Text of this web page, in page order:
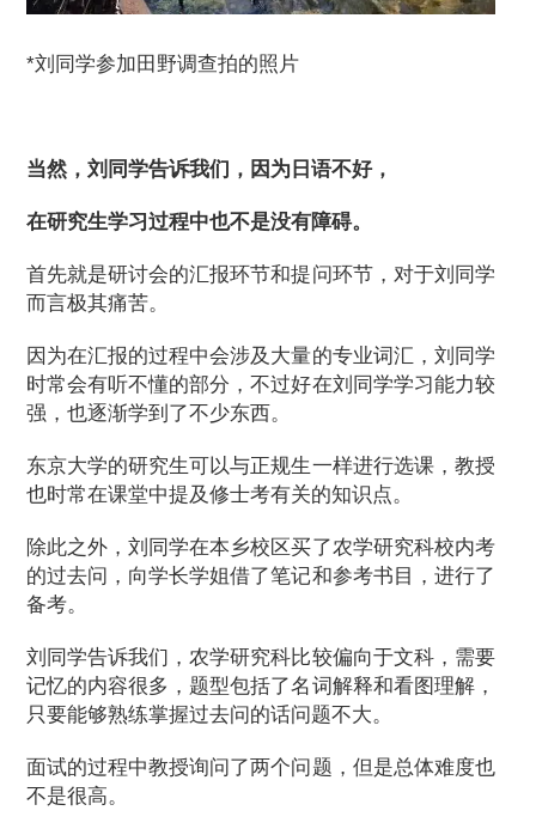
*刘同学参加田野调查拍的照片
当然，刘同学告诉我们，因为日语不好，
在研究生学习过程中也不是没有障碍。
首先就是研讨会的汇报环节和提问环节，对于刘同学
而言极其痛苦。
因为在汇报的过程中会涉及大量的专业词汇，刘同学
时常会有听不懂的部分，不过好在刘同学学习能力较
强，也逐渐学到了不少东西。
东京大学的研究生可以与正规生一样进行选课，教授
也时常在课堂中提及修士考有关的知识点。
除此之外，刘同学在本乡校区买了农学研究科校内考
的过去问，向学长学姐借了笔记和参考书目，进行了
备考。
刘同学告诉我们，农学研究科比较偏向于文科，需要
记忆的内容很多，题型包括了名词解释和看图理解，
只要能够熟练掌握过去问的话问题不大。
面试的过程中教授询问了两个问题，但是总体难度也
不是很高。